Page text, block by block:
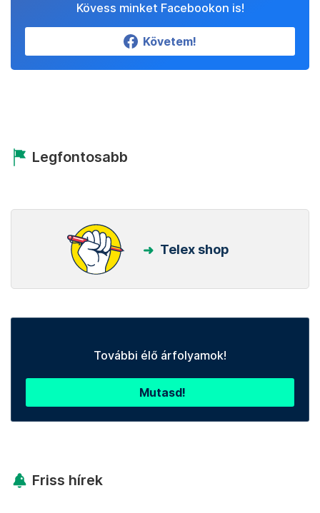
Kövess minket Facebookon is!
Követem!
Legfontosabb
Telex shop
További élő árfolyamok!
Mutasd!
Friss hírek